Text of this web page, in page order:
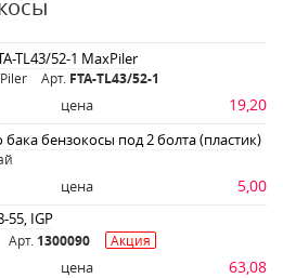
TL43/52-1 MaxPiler
Арт. FTA-TL43/52-1
цена 19,20
бензокосы под 2 болта (пластик)
цена 5,00
55, IGP
Арт. 1300090 Акция
цена 63,08